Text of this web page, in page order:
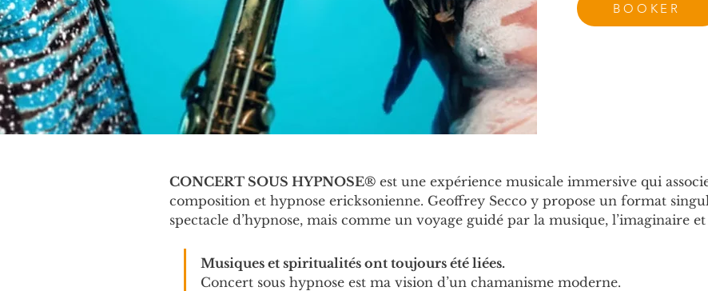
BOOKER
CONCERT SOUS HYPNOSE® est une expérience musicale immersive qui
composition et hypnose ericksonienne. Geoffrey Secco y propose un format
spectacle d’hypnose, mais comme un voyage guidé par la musique, l’imaginaire et
Musiques et spiritualités ont toujours été liées.
Concert sous hypnose est ma vision d’un chamanisme moderne.